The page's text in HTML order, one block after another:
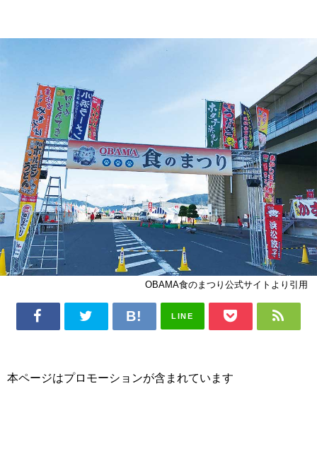
OBAMA食のまつり公式サイトより引用
LINE
本ページはプロモーションが含まれています